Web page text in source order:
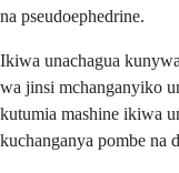
na pseudoephedrine.
Ikiwa unachagua
wa jinsi mchanganyiko
kutumia mashine ikiwa
kuchanganya pombe na